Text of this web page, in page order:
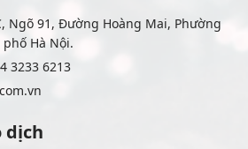
Ngõ 91, Đường Hoàng Mai, Phường
Hà Nội.
3233 6213
dịch